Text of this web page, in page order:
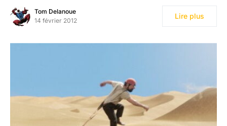
Tom Delanoue
14 février 2012
Lire plus